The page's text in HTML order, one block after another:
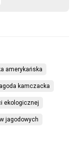
amerykańska
kamczacka
ekologicznej
jagodowych